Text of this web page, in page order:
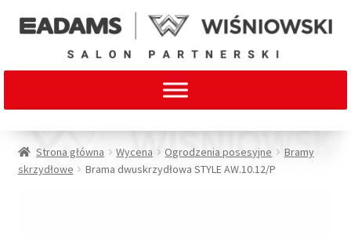
Strona główna Wycena Ogrodzenia posesyjne
Bramy
skrzydłowe
Brama dwuskrzydłowa STYLE AW.10.12/P